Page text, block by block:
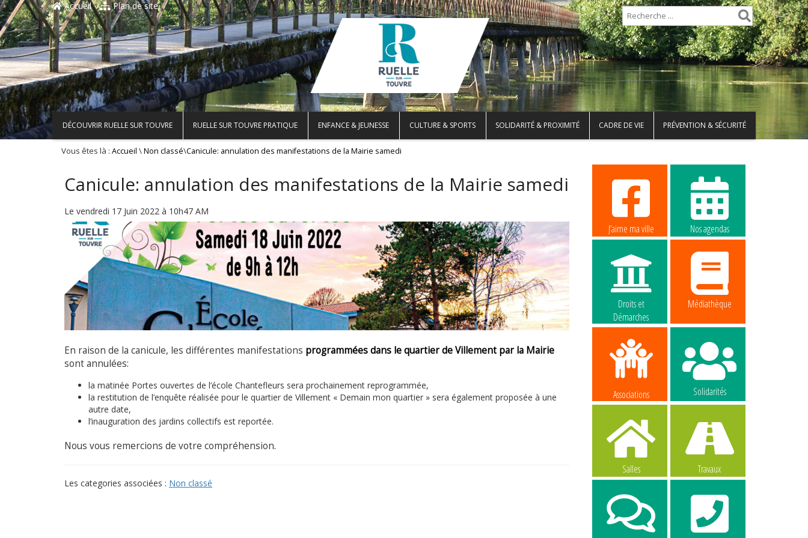
Accueil Plan de site
DÉCOUVRIR RUELLE SUR TOUVRE RUELLE SUR TOUVRE PRATIQUE ENFANCE & JEUNESSE CULTURE & SPORTS SOLIDARITÉ & PROXIMITÉ CADRE DE VIE PRÉVENTION & SÉCURITÉ
Vous êtes là : Accueil \Non classé\Canicule: annulation des manifestations de la Mairie samedi
Canicule: annulation des manifestations de la Mairie samedi
Le vendredi 17 Juin 2022 à 10h47 AM
En raison de la canicule, les différentes manifestations programmées dans le quartier de Villement par la Mairie
sont annulées:
la matinée Portes ouvertes de l’école Chantefleurs sera prochainement reprogrammée,
la restitution de l’enquête réalisée pour le quartier de Villement « Demain mon quartier » sera également proposée à une
autre date,
l’inauguration des jardins collectifs est reportée.
Nous vous remercions de votre compréhension.
Les categories associées : Non classé
J’aime ma ville Nos agendas
Droits et
Démarches
Médiathèque
Associations Solidarités
Salles Travaux